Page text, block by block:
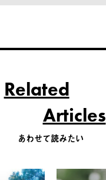
Related
Articles
あわせて読みたい